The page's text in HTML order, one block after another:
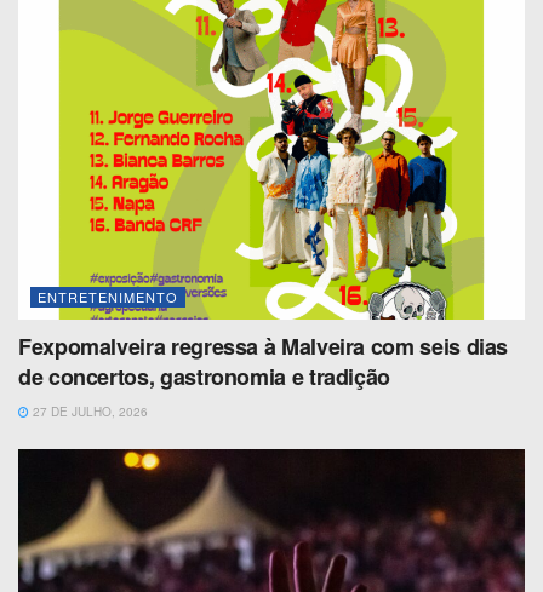
ENTRETENIMENTO
Fexpomalveira regressa à Malveira com seis dias
de concertos, gastronomia e tradição
27 DE JULHO, 2026